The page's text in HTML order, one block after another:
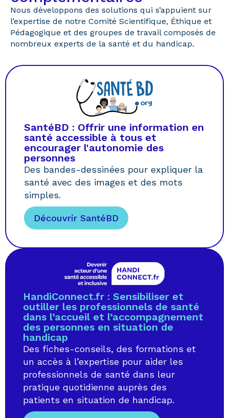
Nous développons des solutions qui s’appuient sur
l’expertise de notre Comité Scientifique, Éthique et
Pédagogique et des groupes de travail composés de
nombreux experts de la santé et du handicap.
SantéBD : Offrir une information en
santé accessible à tous et
encourager l'autonomie des
personnes
Des bandes-dessinées pour expliquer la
santé avec des images et des mots
simples.
Découvrir SantéBD
HandiConnect.fr : Sensibiliser et
outiller les professionnels de santé
dans l’accueil et l’accompagnement
des personnes en situation de
handicap
Des fiches-conseils, des formations et
un accès à l’expertise pour aider les
professionnels de santé dans leur
pratique quotidienne auprès des
patients en situation de handicap.